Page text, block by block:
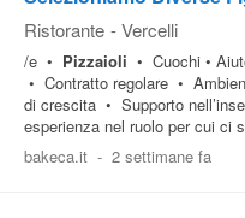
Ristorante - Vercelli
/e • Pizzaioli • Cuochi •
• Contratto regolare •
di crescita • Supporto
esperienza nel ruolo per cui ci
bakeca.it - 2 settimane fa